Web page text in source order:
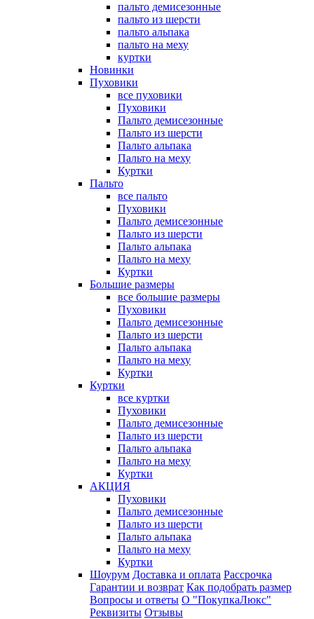
пальто демисезонные
пальто из шерсти
пальто альпака
пальто на меху
куртки
Новинки
Пуховики
все пуховики
Пуховики
Пальто демисезонные
Пальто из шерсти
Пальто альпака
Пальто на меху
Куртки
Пальто
все пальто
Пуховики
Пальто демисезонные
Пальто из шерсти
Пальто альпака
Пальто на меху
Куртки
Большие размеры
все большие размеры
Пуховики
Пальто демисезонные
Пальто из шерсти
Пальто альпака
Пальто на меху
Куртки
Куртки
все куртки
Пуховики
Пальто демисезонные
Пальто из шерсти
Пальто альпака
Пальто на меху
Куртки
АКЦИЯ
Пуховики
Пальто демисезонные
Пальто из шерсти
Пальто альпака
Пальто на меху
Куртки
Шоурум Доставка и оплата Рассрочка
Гарантии и возврат Как подобрать размер
Вопросы и ответы О "ПокупкаЛюкс"
Реквизиты Отзывы